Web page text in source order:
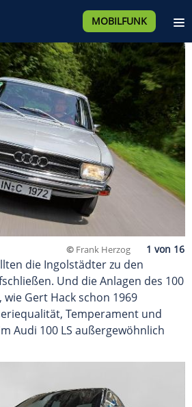
MOBILFUNK
© Frank Herzog
die Ingolstädter zu den
Und die Anlagen des 100
Gert Hack schon 1969
Temperament und
Audi 100 LS außergewöhnlich